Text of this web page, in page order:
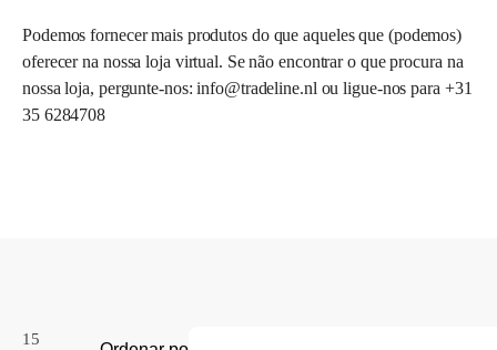
Podemos fornecer mais produtos do que aqueles que (podemos)
oferecer na nossa loja virtual. Se não encontrar o que procura na
nossa loja, pergunte-nos: info@tradeline.nl ou ligue-nos para +31
35 6284708
15